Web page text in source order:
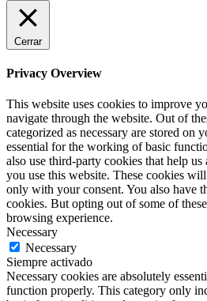
Cerrar
Privacy Overview
This website uses cookies to improve
navigate through the website. Out of
categorized as necessary are stored on
essential for the working of basic
also use third-party cookies that help
you use this website. These cookies
only with your consent. You also have
cookies. But opting out of some of
browsing experience.
Necessary
Necessary
Siempre activado
Necessary cookies are absolutely
function properly. This category only